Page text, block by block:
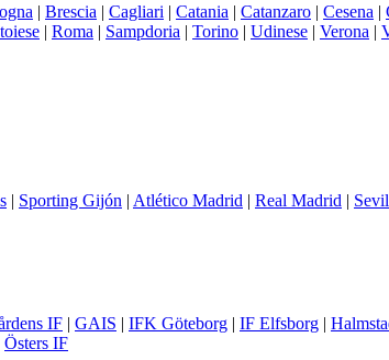
| Brescia | Cagliari | Catania | Catanzaro | Cesena |
| Roma | Sampdoria | Torino | Udinese | Verona |
| Sporting Gijón | Atlético Madrid | Real Madrid |
IF | GAIS | IFK Göteborg | IF Elfsborg |
Östers IF